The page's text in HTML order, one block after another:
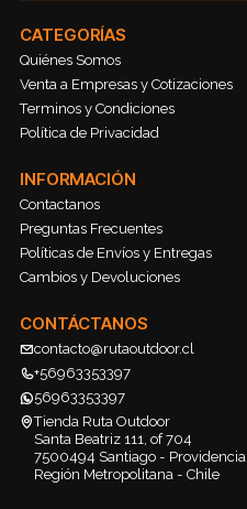
CATEGORÍAS
Quiénes Somos
Venta a Empresas y Cotizaciones
Terminos y Condiciones
Política de Privacidad
INFORMACIÓN
Contactanos
Preguntas Frecuentes
Políticas de Envíos y Entregas
Cambios y Devoluciones
CONTÁCTANOS
contacto@rutaoutdoor.cl
+56963353397
56963353397
Tienda Ruta Outdoor
Santa Beatriz 111, of 704
7500494 Santiago - Providencia
Región Metropolitana - Chile